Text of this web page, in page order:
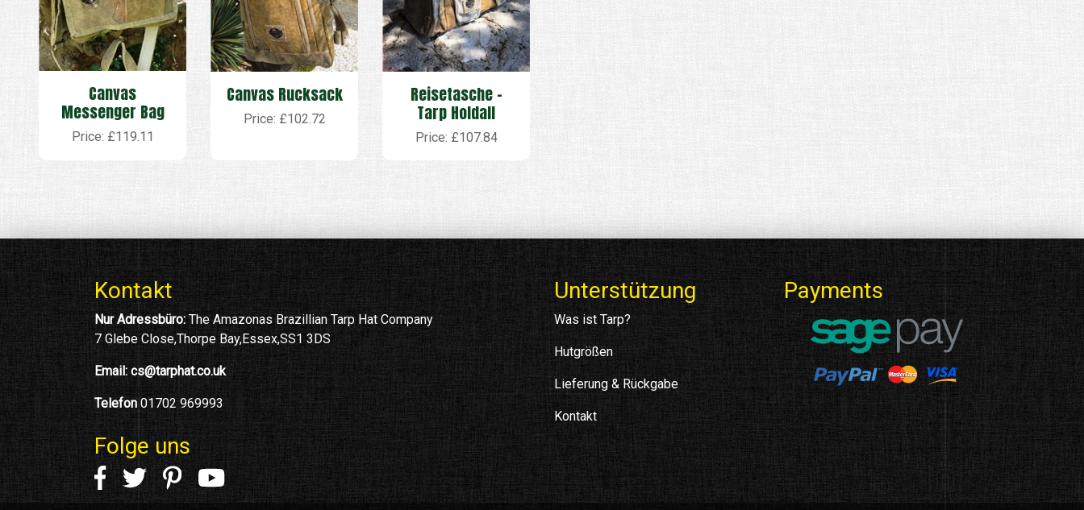
Canvas
Messenger Bag
Price: £119.11
Canvas Rucksack
Price: £102.72
Reisetasche -
Tarp Holdall
Price: £107.84
Kontakt
Nur Adressbüro: The Amazonas Brazillian Tarp Hat Company
7 Glebe Close,Thorpe Bay,Essex,SS1 3DS
Email: cs@tarphat.co.uk
Telefon 01702 969993
Folge uns
Unterstützung
Was ist Tarp?
Hutgrößen
Lieferung & Rückgabe
Kontakt
Payments